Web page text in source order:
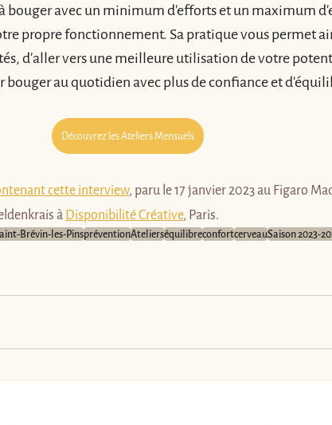
bouger avec un minimum d'efforts et un maximum
propre fonctionnement. Sa pratique vous permet
d'aller vers une meilleure utilisation de votre
au quotidien avec plus de confiance et
Découvrez les Ateliers Mensuels
cette interview, paru le 17 janvier 2023 au Figaro
à Disponibilité Créative, Paris.
Brévin-les-PinspréventionAtelierséquilibreconfortcerveauSaison 2023-